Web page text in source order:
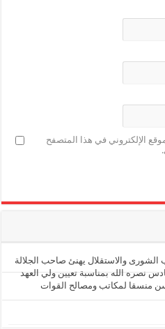
الإلكتروني في هذا المتصفح
الشورى والاستقلال يهنئ صاحب الجلالة
نصره الله بمناسبة تعيين ولي العهد
منسقا لمكاتب ومصالح القوات